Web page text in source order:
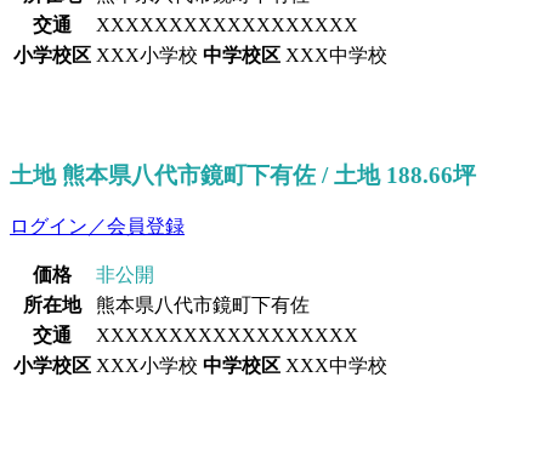
交通
XXXXXXXXXXXXXXXXXX
小学校区 XXX小学校 中学校区 XXX中学校
土地 熊本県八代市鏡町下有佐 / 土地 188.66坪
ログイン／会員登録
価格
非公開
所在地
熊本県八代市鏡町下有佐
交通
XXXXXXXXXXXXXXXXXX
小学校区 XXX小学校 中学校区 XXX中学校